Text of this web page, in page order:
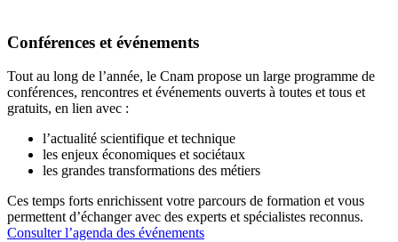
Conférences et événements
Tout au long de l’année, le Cnam propose un large programme de
conférences, rencontres et événements ouverts à toutes et tous et
gratuits, en lien avec :
l’actualité scientifique et technique
les enjeux économiques et sociétaux
les grandes transformations des métiers
Ces temps forts enrichissent votre parcours de formation et vous
permettent d’échanger avec des experts et spécialistes reconnus.
Consulter l’agenda des événements